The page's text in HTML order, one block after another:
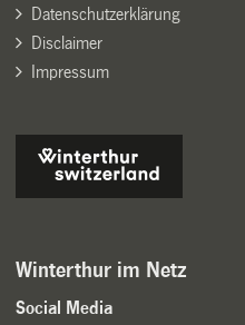
Datenschutzerklärung
Disclaimer
Impressum
Winterthur im Netz
Social Media